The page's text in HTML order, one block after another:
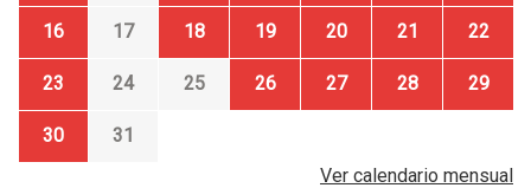
16 17 18 19 20 21 22
23 24 25 26 27 28 29
30
31
Ver calendario mensual